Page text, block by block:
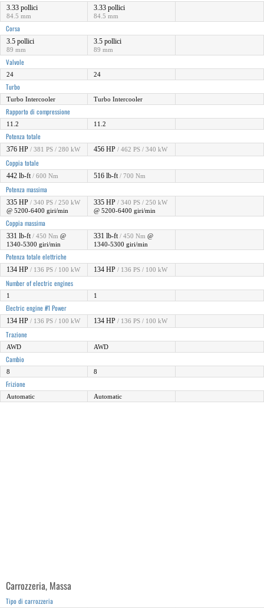
3.33 pollici
84.5 mm
3.33 pollici
84.5 mm
Corsa
3.5 pollici
89 mm
3.5 pollici
89 mm
Valvole
24 24
Turbo
Turbo Intercooler Turbo Intercooler
Rapporto di compressione
11.2 11.2
Potenza totale
376 HP / 381 PS / 280 kW 456 HP / 462 PS / 340 kW
Coppia totale
442 lb-ft / 600 Nm 516 lb-ft / 700 Nm
Potenza massima
335 HP / 340 PS / 250 kW
@ 5200-6400 giri/min
335 HP / 340 PS / 250 kW
@ 5200-6400 giri/min
Coppia massima
331 lb-ft / 450 Nm @
1340-5300 giri/min
331 lb-ft / 450 Nm @
1340-5300 giri/min
Potenza totale elettriche
134 HP / 136 PS / 100 kW 134 HP / 136 PS / 100 kW
Number of electric engines
1 1
Electric engine #1 Power
134 HP / 136 PS / 100 kW 134 HP / 136 PS / 100 kW
Trazione
AWD AWD
Cambio
8 8
Frizione
Automatic Automatic
Carrozzeria, Massa
Tipo di carrozzeria